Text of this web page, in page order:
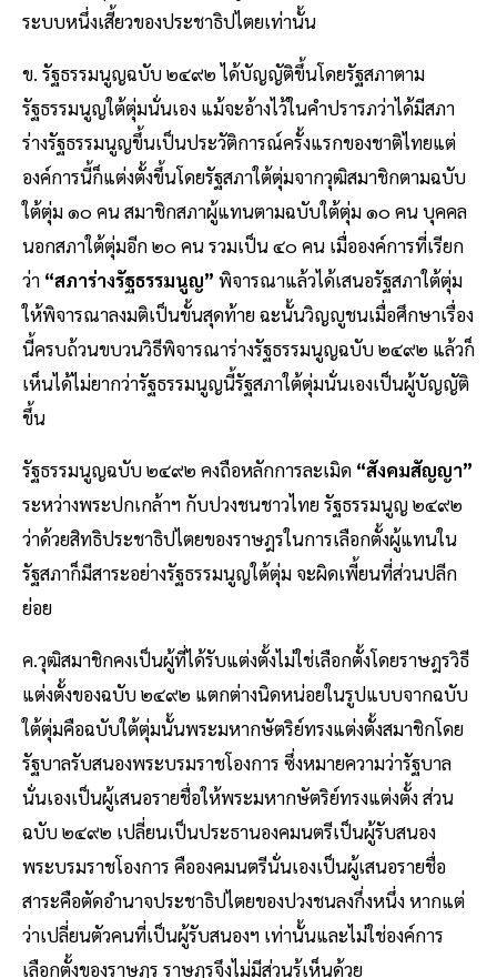
ระบบหนึ่งเสี้ยวของประชาธิปไตยเท่านั้น
ข. รัฐธรรมนูญฉบับ ๒๔๙๒ ได้บัญญัติขึ้นโดยรัฐสภาตาม
รัฐธรรมนูญใต้ตุ่มนั่นเอง แม้จะอ้างไว้ในคําปรารภว่าได้มีสภา
ร่างรัฐธรรมนูญขึ้นเป็นประวัติการณ์ครั้งแรกของชาติไทยแต่
องค์การนี้ก็แต่งตั้งขึ้นโดยรัฐสภาใต้ตุ่มจากวุฒิสมาชิกตามฉบับ
ใต้ตุ่ม ๑๐ คน สมาชิกสภาผู้แทนตามฉบับใต้ตุ่ม ๑๐ คน บุคคล
นอกสภาใต้ตุ่มอีก ๒๐ คน รวมเป็น ๔๐ คน เมื่อองค์การที่เรียก
ว่า “สภาร่างรัฐธรรมนูญ” พิจารณาแล้วได้เสนอรัฐสภาใต้ตุ่ม
ให้พิจารณาลงมติเป็นขั้นสุดท้าย ฉะนั้นวิญญูชนเมื่อศึกษาเรื่อง
นี้ครบถ้วนขบวนวิธีพิจารณาร่างรัฐธรรมนูญฉบับ ๒๔๙๒ แล้วก็
เห็นได้ไม่ยากว่ารัฐธรรมนูญนี้รัฐสภาใต้ตุ่มนั่นเองเป็นผู้บัญญัติ
ขึ้น
รัฐธรรมนูญฉบับ ๒๔๙๒ คงถือหลักการละเมิด “สังคมสัญญา”
ระหว่างพระปกเกล้าฯ กับปวงชนชาวไทย รัฐธรรมนูญ ๒๔๙๒
ว่าด้วยสิทธิประชาธิปไตยของราษฎรในการเลือกตั้งผู้แทนใน
รัฐสภาก็มีสาระอย่างรัฐธรรมนูญใต้ตุ่ม จะผิดเพี้ยนที่ส่วนปลีก
ย่อย
ค.วุฒิสมาชิกคงเป็นผู้ที่ได้รับแต่งตั้งไม่ใช่เลือกตั้งโดยราษฎรวิธี
แต่งตั้งของฉบับ ๒๔๙๒ แตกต่างนิดหน่อยในรูปแบบจากฉบับ
ใต้ตุ่มคือฉบับใต้ตุ่มนั้นพระมหากษัตริย์ทรงแต่งตั้งสมาชิกโดย
รัฐบาลรับสนองพระบรมราชโองการ ซึ่งหมายความว่ารัฐบาล
นั่นเองเป็นผู้เสนอรายชื่อให้พระมหากษัตริย์ทรงแต่งตั้ง ส่วน
ฉบับ ๒๔๙๒ เปลี่ยนเป็นประธานองคมนตรีเป็นผู้รับสนอง
พระบรมราชโองการ คือองคมนตรีนั่นเองเป็นผู้เสนอรายชื่อ
สาระคือตัดอํานาจประชาธิปไตยของปวงชนลงกึ่งหนึ่ง หากแต่
ว่าเปลี่ยนตัวคนที่เป็นผู้รับสนองฯ เท่านั้นและไม่ใช่องค์การ
เลือกตั้งของราษฎร ราษฎรจึงไม่มีส่วนรู้เห็นด้วย